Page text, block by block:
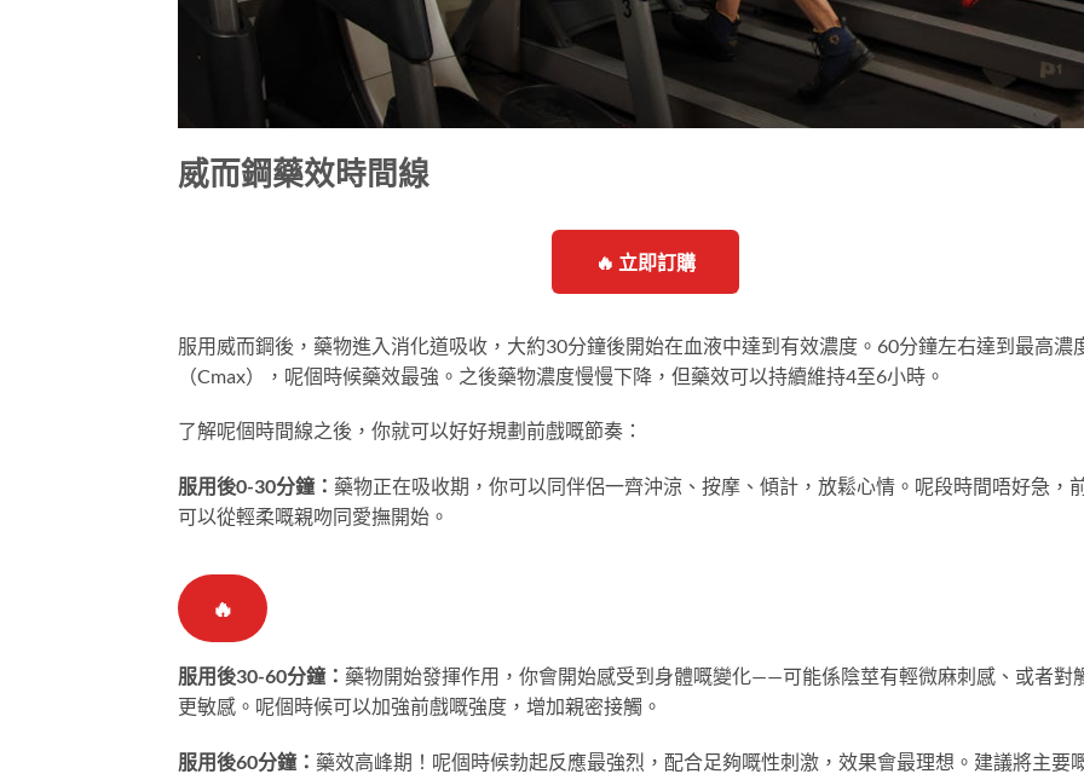
威而鋼藥效時間線
🔥 立即訂購
服用威而鋼後，藥物進入消化道吸收，大約30分鐘後開始在血液中達到有效濃度。60分鐘左右達到最高濃
（Cmax），呢個時候藥效最強。之後藥物濃度慢慢下降，但藥效可以持續維持4至6小時。
了解呢個時間線之後，你就可以好好規劃前戲嘅節奏：
服用後0-30分鐘： 藥物正在吸收期，你可以同伴侶一齊沖涼、按摩、傾計，放鬆心情。呢段時間唔好急，
可以從輕柔嘅親吻同愛撫開始。
🔥
服用後30-60分鐘： 藥物開始發揮作用，你會開始感受到身體嘅變化——可能係陰莖有輕微麻刺感、或者對
更敏感。呢個時候可以加強前戲嘅強度，增加親密接觸。
服用後60分鐘： 藥效高峰期！呢個時候勃起反應最強烈，配合足夠嘅性刺激，效果會最理想。建議將主要